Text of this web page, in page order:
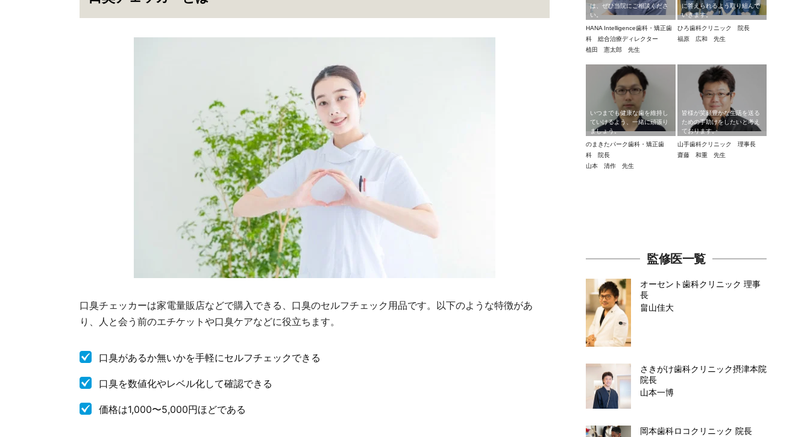
口臭チェッカーは家電量販店などで購入できる、口臭のセルフチェック用品です。以下のような特徴があ
り、人と会う前のエチケットや口臭ケアなどに役立ちます。
口臭があるか無いかを手軽にセルフチェックできる
口臭を数値化やレベル化して確認できる
価格は1,000〜5,000円ほどである
は、ぜひ当院にご相談くださ
い。
HANA Intelligence歯科・矯正歯
科 総合治療ディレクター
植田 憲太郎 先生
に答えられるよう取り組んで
いきます。
ひろ歯科クリニック 院長
福原 広和 先生
いつまでも健康な歯を維持し
ていけるよう、一緒に頑張り
ましょう。
のまきたパーク歯科・矯正歯
科 院長
山本 清作 先生
皆様が笑顔豊かな生活を送る
ための手助けをしたいと考え
ております。
山手歯科クリニック 理事長
齋藤 和重 先生
監修医一覧
オーセント歯科クリニック 理事
長
畠山佳大
さきがけ歯科クリニック摂津本院
院長
山本一博
岡本歯科ロコクリニック 院長